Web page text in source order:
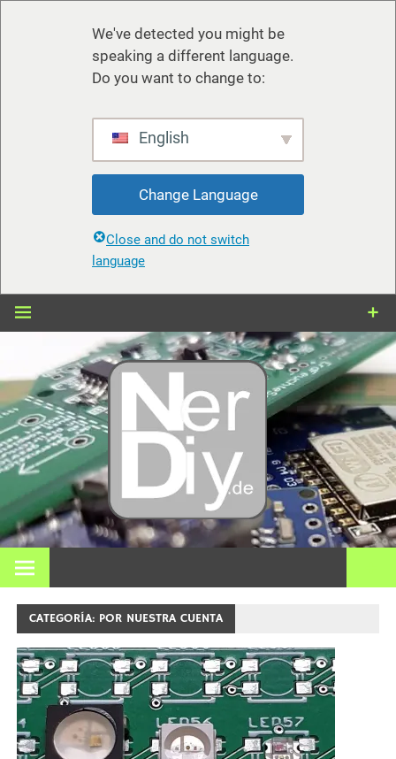
We've detected you might be
speaking a different language.
Do you want to change to:
English
Change Language
Close and do not switch
language
Zum
3D y
En nerdiy.de, todo gira en torno a la electrónica, el bricolaje,
la impresión 3D, el hogar inteligente y muchos otros temas
CATEGORÍA: POR NUESTRA CUENTA